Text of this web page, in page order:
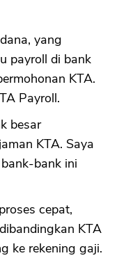
yang
payroll di bank
KTA.
Payroll.
besar
KTA. Saya
bank ini
cepat,
KTA
ke rekening gaji.